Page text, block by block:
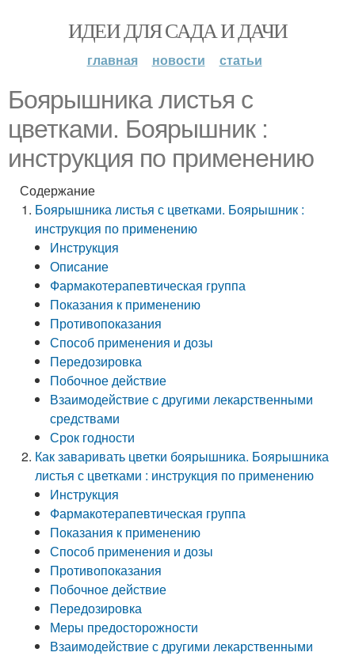
ИДЕИ ДЛЯ САДА И ДАЧИ
главная новости статьи
Боярышника листья с
цветками. Боярышник :
инструкция по применению
Содержание
Боярышника листья с цветками. Боярышник :
инструкция по применению
Инструкция
Описание
Фармакотерапевтическая группа
Показания к применению
Противопоказания
Способ применения и дозы
Передозировка
Побочное действие
Взаимодействие с другими лекарственными
средствами
Срок годности
Как заваривать цветки боярышника. Боярышника
листья с цветками : инструкция по применению
Инструкция
Фармакотерапевтическая группа
Показания к применению
Способ применения и дозы
Противопоказания
Побочное действие
Передозировка
Меры предосторожности
Взаимодействие с другими лекарственными